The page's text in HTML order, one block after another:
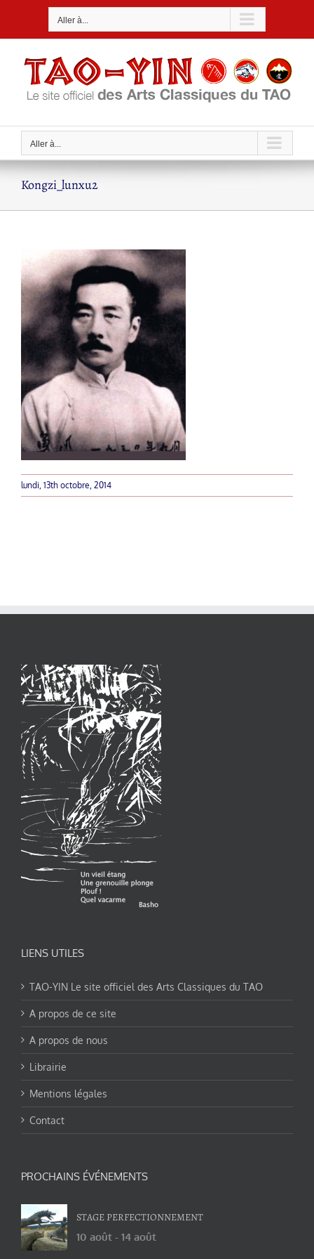
Aller à...
Aller à...
Kongzi_lunxu2
lundi, 13th octobre, 2014
LIENS UTILES
TAO-YIN Le site officiel des Arts Classiques du TAO
A propos de ce site
A propos de nous
Librairie
Mentions légales
Contact
PROCHAINS ÉVÉNEMENTS
STAGE PERFECTIONNEMENT
10 août - 14 août